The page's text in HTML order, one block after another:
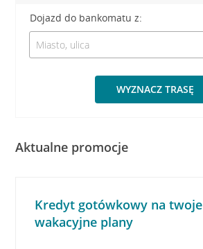
Dojazd do bankomatu z:
WYZNACZ TRASĘ
Aktualne promocje
Kredyt gotówkowy na twoje
wakacyjne plany